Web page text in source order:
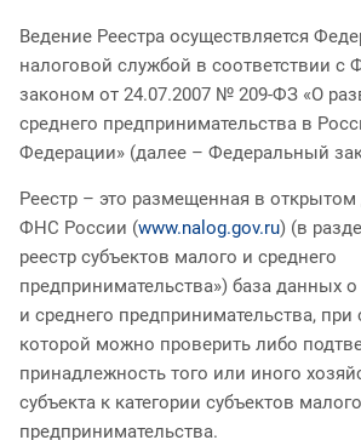
Ведение Реестра осуществляется
налоговой службой в соответствии с
законом от 24.07.2007 № 209-ФЗ «О
среднего предпринимательства в
Федерации» (далее – Федеральный
Реестр – это размещенная в открытом
ФНС России (www.nalog.gov.ru) (в
реестр субъектов малого и среднего
предпринимательства») база данных о
и среднего предпринимательства,
которой можно проверить либо
принадлежность того или иного
субъекта к категории субъектов
предпринимательства.